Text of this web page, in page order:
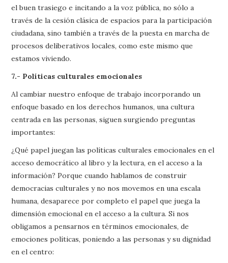
el buen trasiego e incitando a la voz pública, no sólo a
través de la cesión clásica de espacios para la participación
ciudadana, sino también a través de la puesta en marcha de
procesos deliberativos locales, como este mismo que
estamos viviendo.
7.- Políticas culturales emocionales
Al cambiar nuestro enfoque de trabajo incorporando un
enfoque basado en los derechos humanos, una cultura
centrada en las personas, siguen surgiendo preguntas
importantes:
¿Qué papel juegan las políticas culturales emocionales en el
acceso democrático al libro y la lectura, en el acceso a la
información? Porque cuando hablamos de construir
democracias culturales y no nos movemos en una escala
humana, desaparece por completo el papel que juega la
dimensión emocional en el acceso a la cultura. Si nos
obligamos a pensarnos en términos emocionales, de
emociones políticas, poniendo a las personas y su dignidad
en el centro: